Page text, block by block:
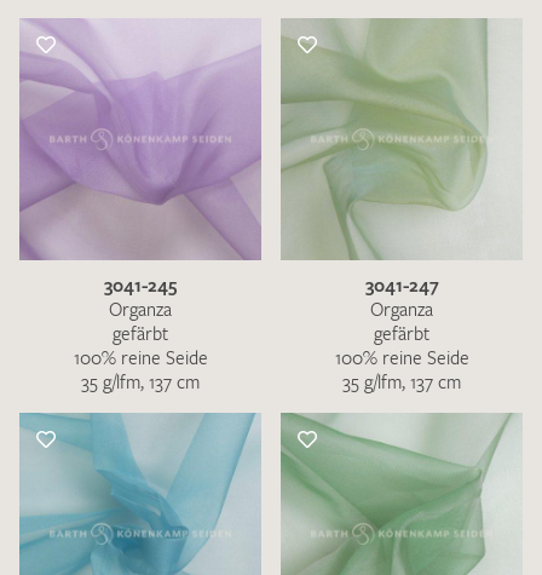
3041-245
Organza
gefärbt
100% reine Seide
35 g/lfm, 137 cm
3041-247
Organza
gefärbt
100% reine Seide
35 g/lfm, 137 cm